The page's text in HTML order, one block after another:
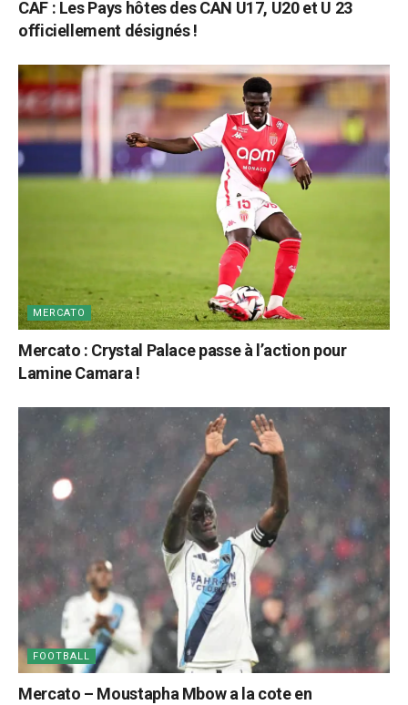
CAF : Les Pays hôtes des CAN U17, U20 et U 23
officiellement désignés !
MERCATO
Mercato : Crystal Palace passe à l’action pour
Lamine Camara !
FOOTBALL
Mercato – Moustapha Mbow a la cote en